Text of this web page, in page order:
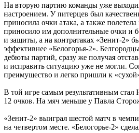
На вторую партию команды уже
настроением. У питерцев был
приносила очки атака, а также полетела
приносило им дополнительные очки и
и защиты, а на контратаках «Зенит-2»
эффективнее «Белогорья-2».
дебюты партий, сразу же получая
и исправить ситуацию уже не могли.
преимущество и легко пришли к
В той игре самым результативным
12 очков. На мяч меньше у Павла
«Зенит-2» выиграл шестой матч в
на четвертом месте. «Белогорье-2»